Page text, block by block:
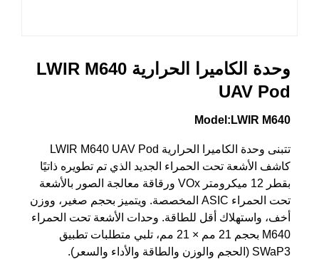
وحدة الكاميرا الحرارية LWIR M640
UAV Pod
Model:LWIR M640
تتبنى وحدة الكاميرا الحرارية LWIR M640 UAV Pod
كاشف الأشعة تحت الحمراء الجديد الذي تم تطويره ذاتيًا
بقطر 12 ميكرومتر VOx ورقاقة معالجة الصور بالأشعة
تحت الحمراء ASIC المخصصة. ويتميز بحجم صغير، ووزن
أخف، واستهلاك أقل للطاقة. وحدات الأشعة تحت الحمراء
M640 بحجم 21 مم × 21 مم، تلبي متطلبات تطبيق
SWaP3 (الحجم والوزن والطاقة والأداء والسعر).